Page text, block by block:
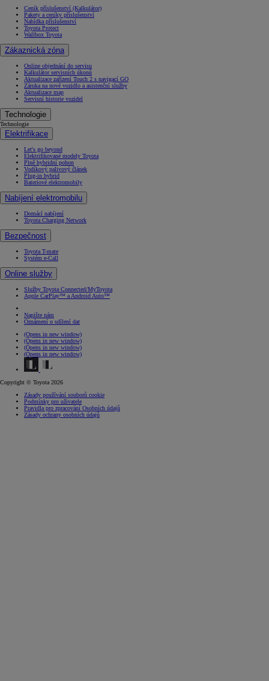
Ceník příslušenství (Kalkulátor)
Pakety a ceníky příslušenství
Nabídka příslušenství
Toyota Protect
Wallbox Toyota
Zákaznická zóna
Online objednání do servisu
Kalkulátor servisních úkonů
Aktualizace zařízení Touch 2 s navigací GO
Záruka na nové vozidlo a asistenční služby
Aktualizace map
Servisní historie vozidel
Technologie
Technologie
Elektrifikace
Let's go beyond
Elektrifikované modely Toyota
Plně hybridní pohon
Vodíkový palivový článek
Plug-in hybrid
Bateriové elektromobily
Nabíjení elektromobilu
Domácí nabíjení
Toyota Charging Network
Bezpečnost
Toyota T-mate
Systém e-Call
Online služby
Služby Toyota Connected/MyToyota
Apple CarPlay™ a Android Auto™
Napište nám
Oznámení o sdílení dat
(Opens in new window)
(Opens in new window)
(Opens in new window)
(Opens in new window)
Copyright © Toyota 2026
Zásady používání souborů cookie
Podmínky pro uživatele
Pravidla pro zpracování Osobních údajů
Zásady ochrany osobních údajů